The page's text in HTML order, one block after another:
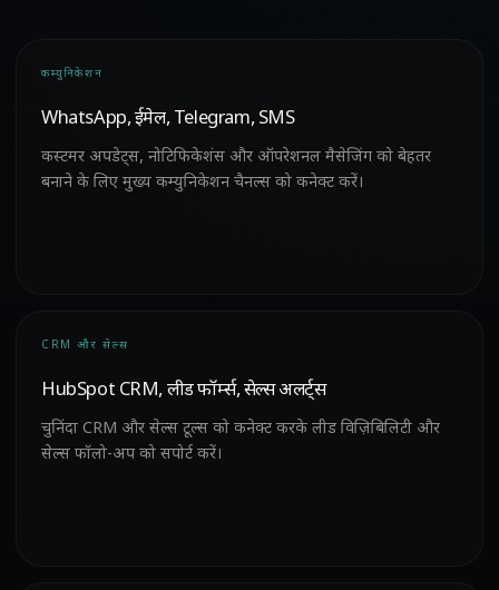
कम्युनिकेशन
WhatsApp, ईमेल, Telegram, SMS
कस्टमर अपडेट्स, नोटिफिकेशंस और ऑपरेशनल मैसेजिंग को बेहतर
बनाने के लिए मुख्य कम्युनिकेशन चैनल्स को कनेक्ट करें।
CRM और सेल्स
HubSpot CRM, लीड फॉर्म्स, सेल्स अलर्ट्स
चुनिंदा CRM और सेल्स टूल्स को कनेक्ट करके लीड विज़िबिलिटी और
सेल्स फॉलो-अप को सपोर्ट करें।